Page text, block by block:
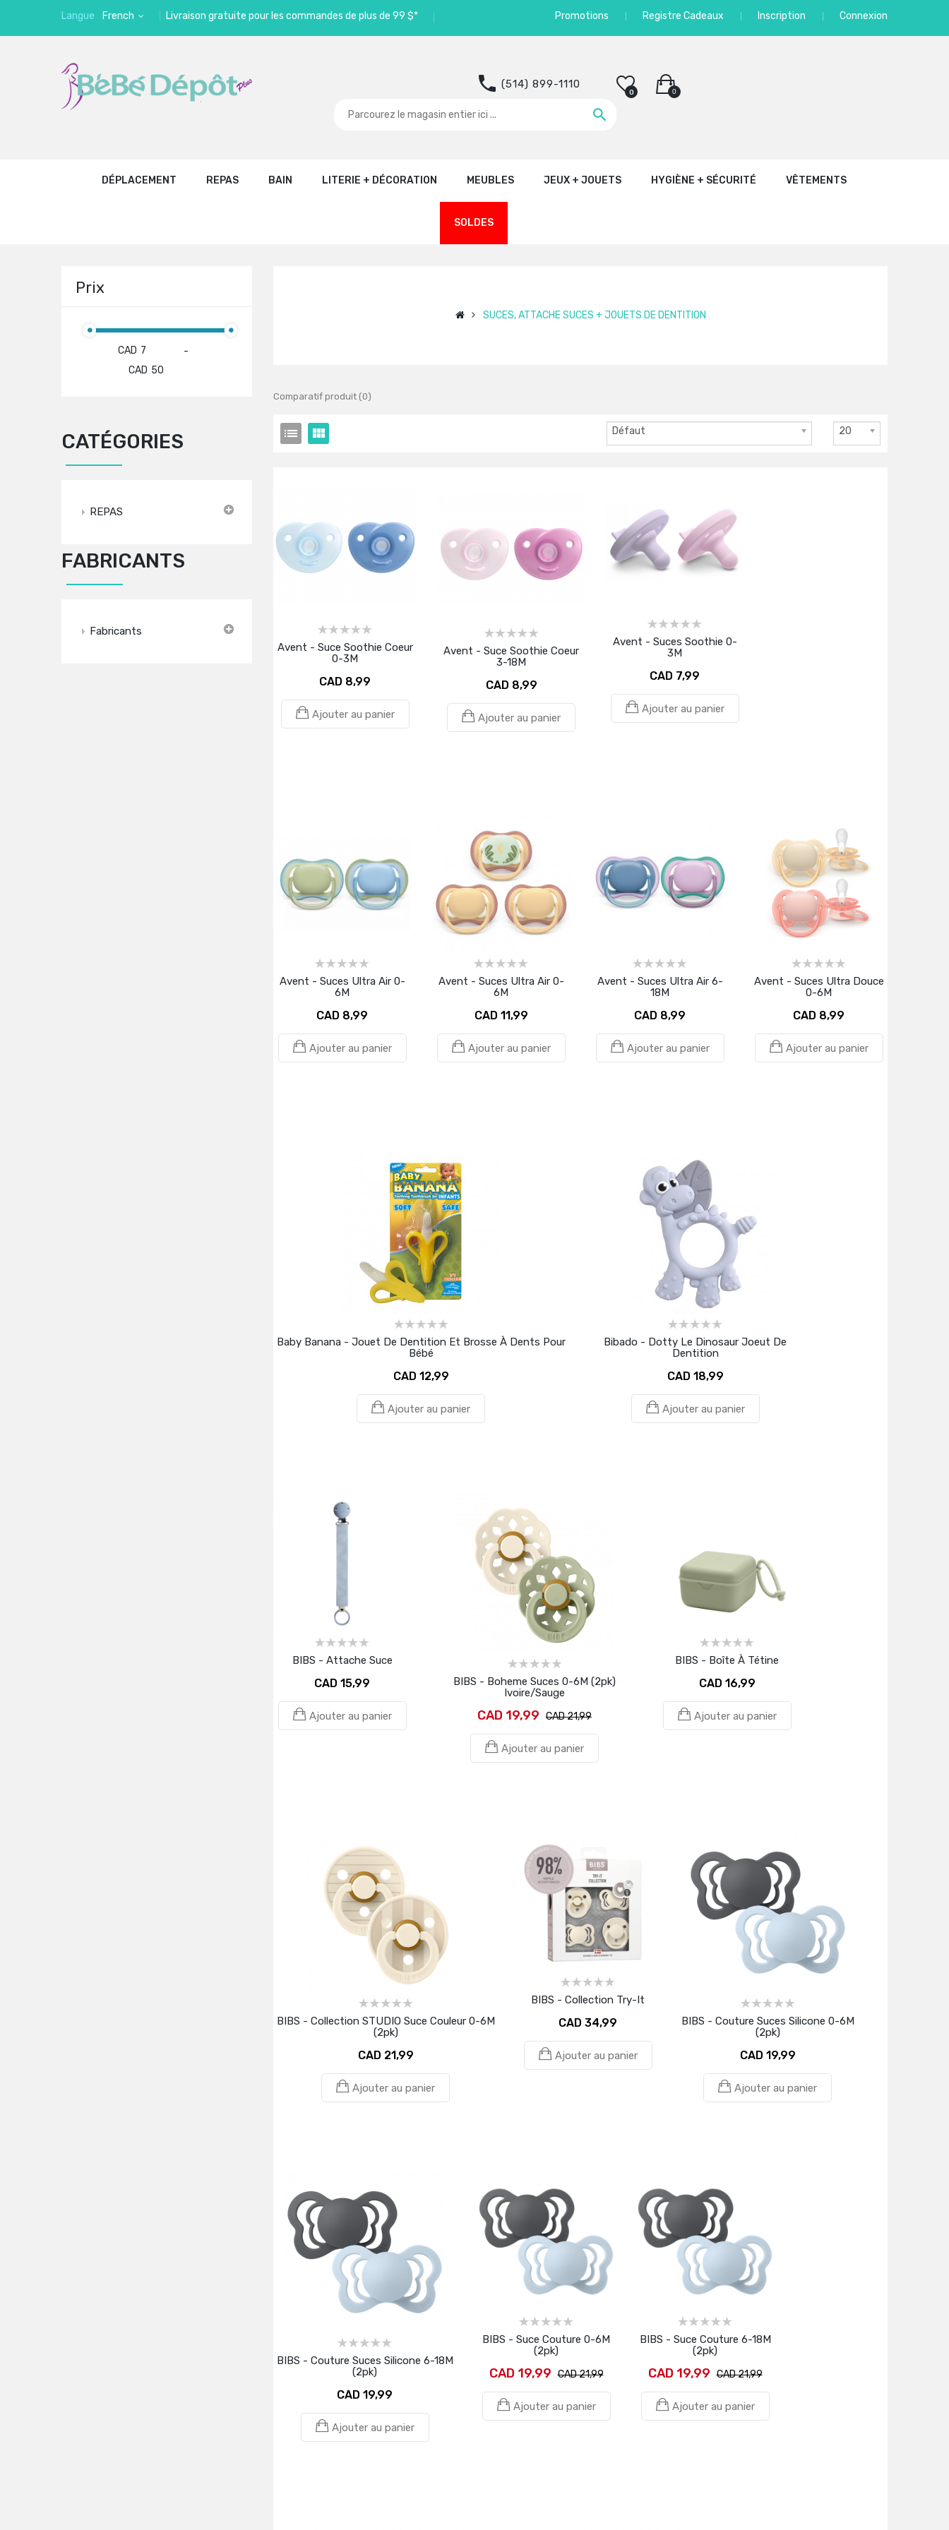
Langue French Livraison gratuite pour les commandes de plus de 99 $* Promotions Registre Cadeaux Inscription Connexion
0
0
(514) 899-1110
DÉPLACEMENT REPAS BAIN LITERIE + DÉCORATION MEUBLES JEUX + JOUETS HYGIÈNE + SÉCURITÉ VÊTEMENTS
SOLDES
Prix
CAD
-
CAD
CATÉGORIES
REPAS
FABRICANTS
Fabricants
SUCES, ATTACHE SUCES + JOUETS DE DENTITION
Comparatif produit (0)
20
Défaut
Avent - Suce Soothie Coeur
0-3M
CAD 8,99
Ajouter au panier
Avent - Suce Soothie Coeur
3-18M
CAD 8,99
Ajouter au panier
Avent - Suces Soothie 0-
3M
CAD 7,99
Ajouter au panier
Avent - Suces Ultra Air 0-
6M
CAD 8,99
Ajouter au panier
Avent - Suces Ultra Air 0-
6M
CAD 11,99
Ajouter au panier
Avent - Suces Ultra Air 6-
18M
CAD 8,99
Ajouter au panier
Avent - Suces Ultra Douce
0-6M
CAD 8,99
Ajouter au panier
Baby Banana - Jouet De Dentition Et Brosse À Dents Pour
Bébé
CAD 12,99
Ajouter au panier
Bibado - Dotty Le Dinosaur Joeut De
Dentition
CAD 18,99
Ajouter au panier
BIBS - Attache Suce
CAD 15,99
Ajouter au panier
BIBS - Boheme Suces 0-6M (2pk)
Ivoire/Sauge
CAD 19,99 CAD 21,99
Ajouter au panier
BIBS - Boîte À Tétine
CAD 16,99
Ajouter au panier
BIBS - Collection STUDIO Suce Couleur 0-6M
(2pk)
CAD 21,99
Ajouter au panier
BIBS - Collection Try-It
CAD 34,99
Ajouter au panier
BIBS - Couture Suces Silicone 0-6M
(2pk)
CAD 19,99
Ajouter au panier
BIBS - Couture Suces Silicone 6-18M
(2pk)
CAD 19,99
Ajouter au panier
BIBS - Suce Couture 0-6M
(2pk)
CAD 19,99 CAD 21,99
Ajouter au panier
BIBS - Suce Couture 6-18M
(2pk)
CAD 19,99 CAD 21,99
Ajouter au panier